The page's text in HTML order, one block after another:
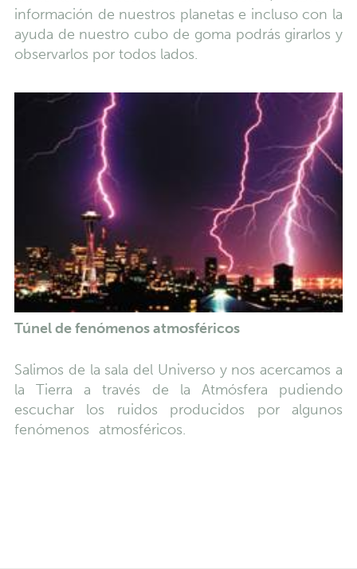
información de nuestros planetas e incluso con la
ayuda de nuestro cubo de goma podrás girarlos y
observarlos por todos lados.
Túnel de fenómenos atmosféricos
Salimos de la sala del Universo y nos acercamos a
la Tierra a través de la Atmósfera pudiendo
escuchar los ruidos producidos por algunos
fenómenos atmosféricos.